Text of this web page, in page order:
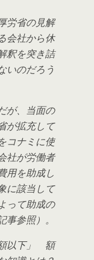
労省の見解
会社から休
釈を突き詰
いのだろう
が、当面の
が拡充して
コナミに使
社が労働者
用を助成し
に該当して
って助成の
参照）。
以下」 額